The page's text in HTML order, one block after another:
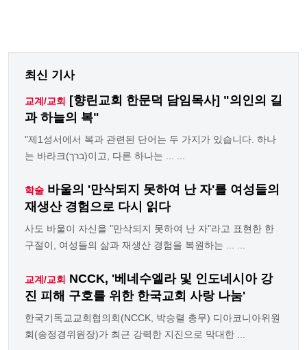
최신 기사
교계/교회
[향린교회 한문덕 담임목사] "의인의 길
과 하늘의 복"
"제1성서에서 복과 관련된 단어는 두 가지가 있습니다. 하나
는 바라크(ברך)이고, 다른 하나는 ... ...
학술 바울의 '만삭되지 못하여 난 자'를 여성들의
재생산 경험으로 다시 읽다
사도 바울이 자신을 "만삭되지 못하여 난 자"라고 표현한 한
구절이, 여성들의 삶과 재생산 경험을 복원하는 ... ...
교계/교회 NCCK, '베네수엘라 및 인도네시아 강
진 피해 구호를 위한 한국교회 사랑 나눔'
한국기독교교회협의회(NCCK, 박승렬 총무) 디아코니아위원
회(송정경위원장)가 최근 강력한 지진으로 막대한 ...